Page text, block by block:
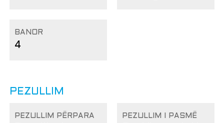
BANOR
4
PEZULLIM
PEZULLIM PËRPARA PEZULLIM I PASMË